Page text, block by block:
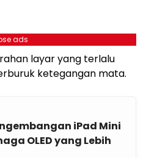
ads
layar yang terlalu
ketegangan mata.
iPad Mini
OLED yang Lebih